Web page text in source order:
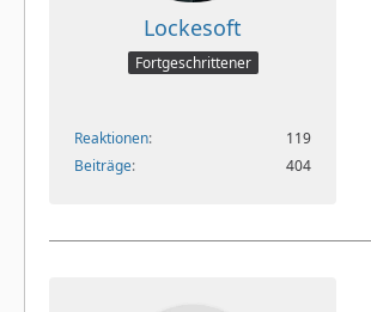
Lockesoft
Fortgeschrittener
Reaktionen
119
Beiträge
404